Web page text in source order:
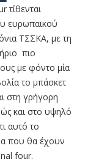
τίθενται
ευρωπαϊκού
ΤΣΣΚΑ, με τη
πιο
με φόντο μία
το μπάσκετ
στη γρήγορη
και στο υψηλό
αυτό το
που θα έχουν
four.